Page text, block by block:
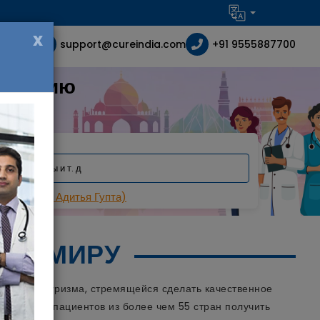
support@cureindia.com +91 9555887700
Индию
(Д-р Адитья Гупта)
МИРУ
туризма, стремящейся сделать качественное
пациентов из более чем 55 стран получить
x